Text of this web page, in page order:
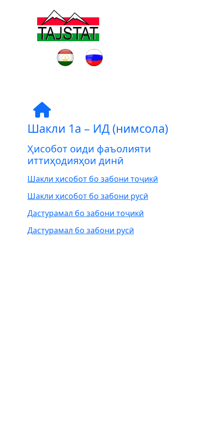
Шакли 1а – ИД (нимсола)
Ҳисобот оиди фаъолияти
иттиҳодияҳои динӣ
Шакли ҳисобот бо забони тоҷикӣ
Шакли ҳисобот бо забони русӣ
Дастурамал бо забони тоҷикӣ
Дастурамал бо забони русӣ